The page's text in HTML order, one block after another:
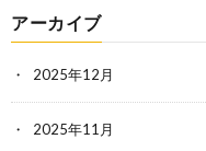
アーカイブ
2025年12月
2025年11月